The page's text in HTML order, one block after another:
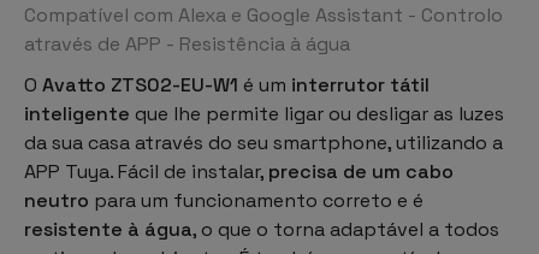
Compatível com Alexa e Google Assistant - Controlo
através de APP - Resistência à água
O Avatto ZTS02-EU-W1 é um interrutor tátil
inteligente que lhe permite ligar ou desligar as luzes
da sua casa através do seu smartphone, utilizando a
APP Tuya. Fácil de instalar, precisa de um cabo
neutro para um funcionamento correto e é
resistente à água, o que o torna adaptável a todos